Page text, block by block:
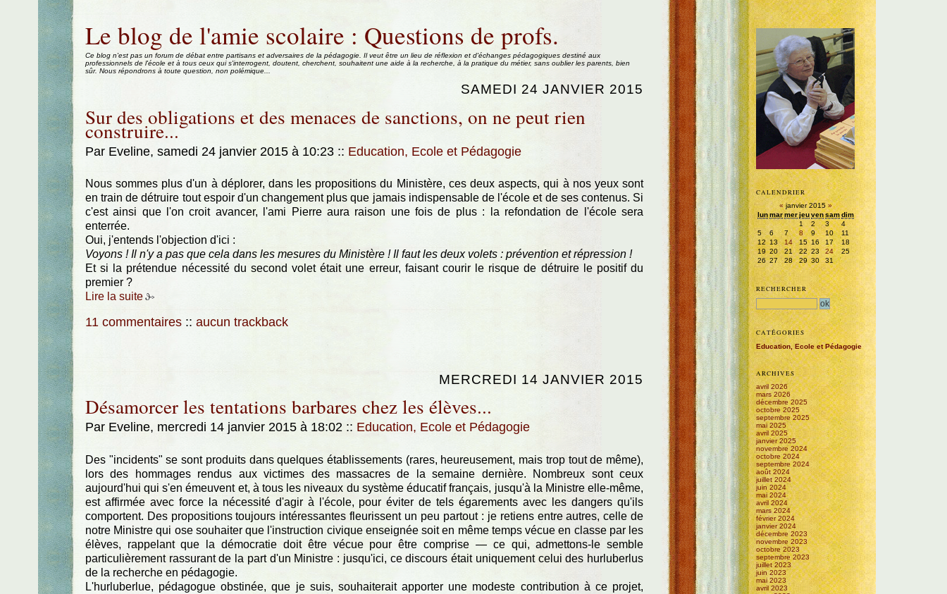
Aller au contenu
Le blog de l'amie scolaire : Questions de profs.
Ce blog n'est pas un forum de débat entre partisans et adversaires de la pédagogie. Il veut être un lieu de réflexion et d'échanges pédagogiques destiné aux
professionnels de l'école et à tous ceux qui s'interrogent, doutent, cherchent, souhaitent une aide à la recherche, à la pratique du métier, sans oublier les parents, bien
sûr. Nous répondrons à toute question, non polémique...
SAMEDI 24 JANVIER 2015
Sur des obligations et des menaces de sanctions, on ne peut rien
construire...
Par Eveline, samedi 24 janvier 2015 à 10:23 :: Education, Ecole et Pédagogie
Nous sommes plus d'un à déplorer, dans les propositions du Ministère, ces deux aspects, qui à nos yeux sont
en train de détruire tout espoir d'un changement plus que jamais indispensable de l'école et de ses contenus. Si
c'est ainsi que l'on croit avancer, l'ami Pierre aura raison une fois de plus : la refondation de l'école sera
enterrée.
Oui, j'entends l'objection d'ici :
Voyons ! Il n'y a pas que cela dans les mesures du Ministère ! Il faut les deux volets : prévention et répression !
Et si la prétendue nécessité du second volet était une erreur, faisant courir le risque de détruire le positif du
premier ?
Lire la suite
11 commentaires :: aucun trackback
MERCREDI 14 JANVIER 2015
Désamorcer les tentations barbares chez les élèves...
Par Eveline, mercredi 14 janvier 2015 à 18:02 :: Education, Ecole et Pédagogie
Des "incidents" se sont produits dans quelques établissements (rares, heureusement, mais trop tout de même),
lors des hommages rendus aux victimes des massacres de la semaine dernière. Nombreux sont ceux
aujourd'hui qui s'en émeuvent et, à tous les niveaux du système éducatif français, jusqu'à la Ministre elle-même,
est affirmée avec force la nécessité d'agir à l'école, pour éviter de tels égarements avec les dangers qu'ils
comportent. Des propositions toujours intéressantes fleurissent un peu partout : je retiens entre autres, celle de
notre Ministre qui ose souhaiter que l'instruction civique enseignée soit en même temps vécue en classe par les
élèves, rappelant que la démocratie doit être vécue pour être comprise — ce qui, admettons-le semble
particulièrement rassurant de la part d'un Ministre : jusqu'ici, ce discours était uniquement celui des hurluberlus
de la recherche en pédagogie.
L'hurluberlue, pédagogue obstinée, que je suis, souhaiterait apporter une modeste contribution à ce projet,
CALENDRIER
«janvier 2015»
lunmarmerjeuvensamdim
1
2 3
4
5
6 7 8 9 10
11
12 13 14 15 16 17
18
19 20 21 22 23 24
25
26 27 28 29 30 31
RECHERCHER
CATÉGORIES
Education, Ecole et Pédagogie
ARCHIVES
avril 2026
mars 2026
décembre 2025
octobre 2025
septembre 2025
mai 2025
avril 2025
janvier 2025
novembre 2024
octobre 2024
septembre 2024
août 2024
juillet 2024
juin 2024
mai 2024
avril 2024
mars 2024
février 2024
janvier 2024
décembre 2023
novembre 2023
octobre 2023
septembre 2023
juillet 2023
juin 2023
mai 2023
avril 2023